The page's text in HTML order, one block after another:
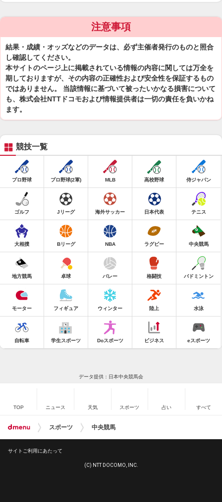
注意事項
結果・成績・オッズなどのデータは、必ず主催者発行のものと照合
し確認してください。
本サイトのページ上に掲載されている情報の内容に関しては万全を
期しておりますが、その内容の正確性および安全性を保証するもの
ではありません。 当該情報に基づいて被ったいかなる損害について
も、株式会社NTTドコモおよび情報提供者は一切の責任を負いかね
ます。
競技一覧
プロ野球 プロ野球(2軍) MLB 高校野球 侍ジャパン
ゴルフ Jリーグ 海外サッカー 日本代表 テニス
大相撲 Bリーグ NBA ラグビー 中央競馬
地方競馬 卓球 バレー 格闘技 バドミントン
モーター フィギュア ウィンター 陸上 水泳
自転車 学生スポーツ Doスポーツ ビジネス eスポーツ
データ提供：日本中央競馬会
TOP ニュース 天気 スポーツ 占い すべて
スポーツ 中央競馬
サイトご利用にあたって
(C) NTT DOCOMO, INC.